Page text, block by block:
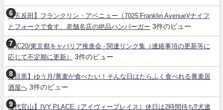
【五反田】フランクリン・アベニュー（7025 Franklin Avenue)/ナイフ
とフォークで食す、老舗名店の絶品ハンバーガー 3件のビュー
SHC20/東京都キャバリア推進会 - 関連リンク集（連絡事項の更新等に
応じて不定期に更新）
3件のビュー
【目黒】ゆう月/蕎麦が食べたい！そんな日はたらふく食べれる蕎麦居
酒屋へ 3件のビュー
【代官山】IVY PLACE（アイヴィープレイス）休日は2時間待ち⁉犬連